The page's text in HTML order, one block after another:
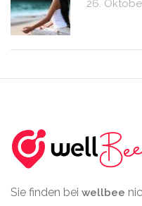
26.
Sie finden bei wellbee